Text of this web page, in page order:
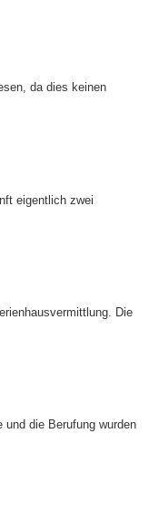
da dies keinen
eigentlich zwei
Die
und die Berufung wurden